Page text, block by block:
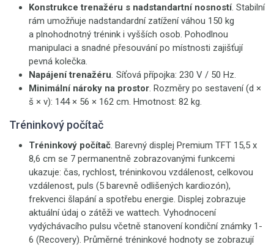
Konstrukce trenažéru s nadstandartní nosností. Stabilní
rám umožňuje nadstandardní zatížení váhou 150 kg
a plnohodnotný trénink i vyšších osob. Pohodlnou
manipulaci a snadné přesouvání po místnosti zajišťují
pevná kolečka.
Napájení trenažéru. Síťová přípojka: 230 V / 50 Hz.
Minimální nároky na prostor. Rozměry po sestavení (d ×
š × v): 144 × 56 × 162 cm. Hmotnost: 82 kg.
Tréninkový počítač
Tréninkový počítač. Barevný displej Premium TFT 15,5 x
8,6 cm se 7 permanentně zobrazovanými funkcemi
ukazuje: čas, rychlost, tréninkovou vzdálenost, celkovou
vzdálenost, puls (5 barevně odlišených kardiozón),
frekvenci šlapání a spotřebu energie. Displej zobrazuje
aktuální údaj o zátěži ve wattech. Vyhodnocení
vydýchávacího pulsu včetně stanovení kondiční známky 1-
6 (Recovery). Průměrné tréninkové hodnoty se zobrazují